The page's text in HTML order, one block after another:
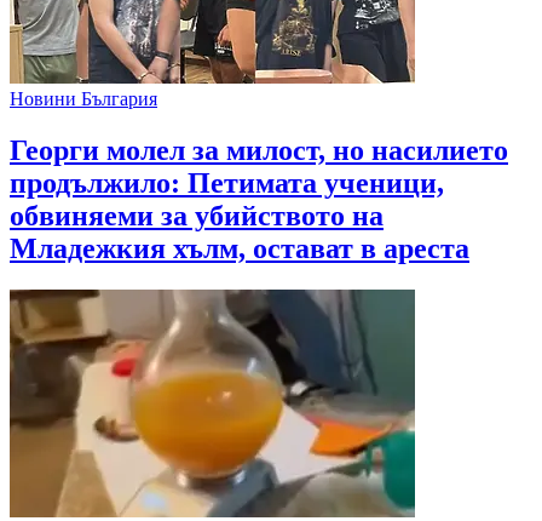
Новини България
Георги молел за милост, но насилието
продължило: Петимата ученици,
обвиняеми за убийството на
Младежкия хълм, остават в ареста